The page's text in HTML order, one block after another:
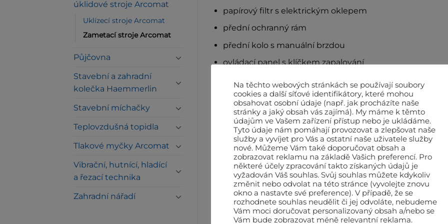
úklidové stroje Arcomat
Uklízecí stroje Arcomat
Zametací stroje Arcomat
Půjčovna
Stavební a zahradní
kolečka Haemmerlin
Stavební míchačky
Teplovzdušná topidla
Tlakové myčky Arcomat
Vibrační, hutnící, hladící
a řezací technika
Zahradní nářadí
papírový filtr s elektrickým oklepem
přední ochranný rám
přední kolo s manuální brzdou
ovládací panel s klíčkem zapalování
Technické údaje
Pracovní rozsah
Výkon motoru
Pracovní šířka
Obsah sběrné nádoby
Počet bočních kartáčů
Pojezd
Na těchto webových stránkách se používají soubory
cookies a další síťové identifikátory, které mohou
obsahovat osobní údaje (např. jak procházíte naše
stránky a jaký obsah vás zajímá). My máme k těmto
údajům ve Vašem zařízení přístup nebo je ukládáme.
Tyto údaje nám pomáhají provozovat a zlepšovat naše
služby a vyvíjet pro Vás a ostatní naše uživatele služby
nové. Můžeme Vám také doporučovat obsah a
zobrazovat reklamu na základě Vašich preferencí. Pro
některé účely zpracování takto získaných údajů je
vyžadován Váš souhlas. Svůj souhlas můžete kdykoliv
změnit nebo odvolat na této stránce (vyvolejte znovu
okno a nastavte své preference). V případě, že se
rozhodnete souhlas neudělit či jej odvoláte, nebudeme
Vám moci doručovat personalizovaný obsah a/nebo se
Vám bude zobrazovat méně relevantní reklama.